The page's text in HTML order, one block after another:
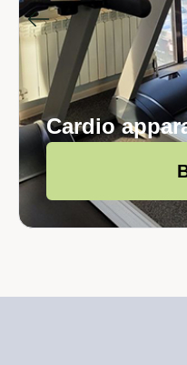
Cardio